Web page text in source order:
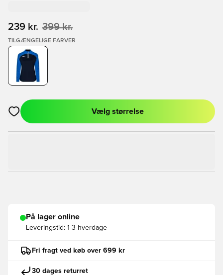
239 kr. 399 kr.
TILGÆNGELIGE FARVER
Åbner en Modal til at logge ind eller tilmelde dig som medlem
Vælg størrelse
På lager online
Leveringstid: 1-3 hverdage
Fri fragt ved køb over 699 kr
30 dages returret